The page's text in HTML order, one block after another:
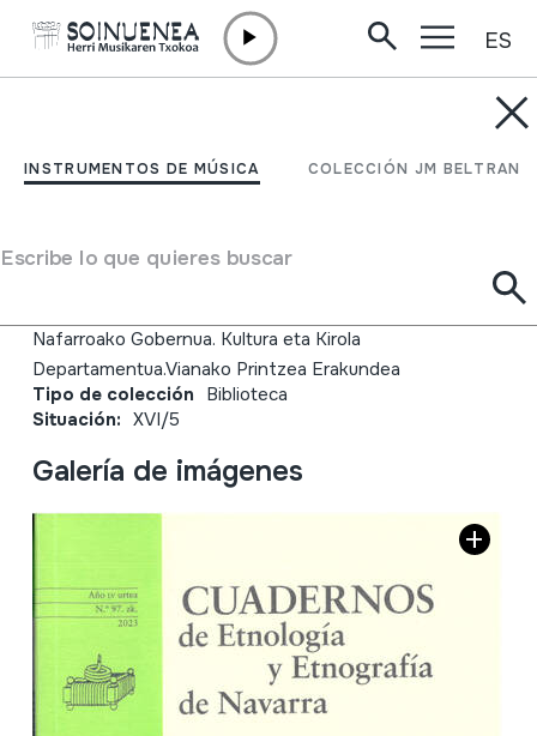
INSTRUMENTOS DE MÚSICA COLECCIÓN JM BELTRAN
Escribe lo que quieres buscar
ES
Cuadernos de Etnología
97
Nafarroako Gobernua. Kultura eta Kirola
Departamentua.Vianako Printzea Erakundea
Tipo de colección Biblioteca
Situación: XVI/5
Galería de imágenes